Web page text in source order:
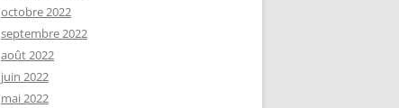
octobre 2022
septembre 2022
août 2022
juin 2022
mai 2022